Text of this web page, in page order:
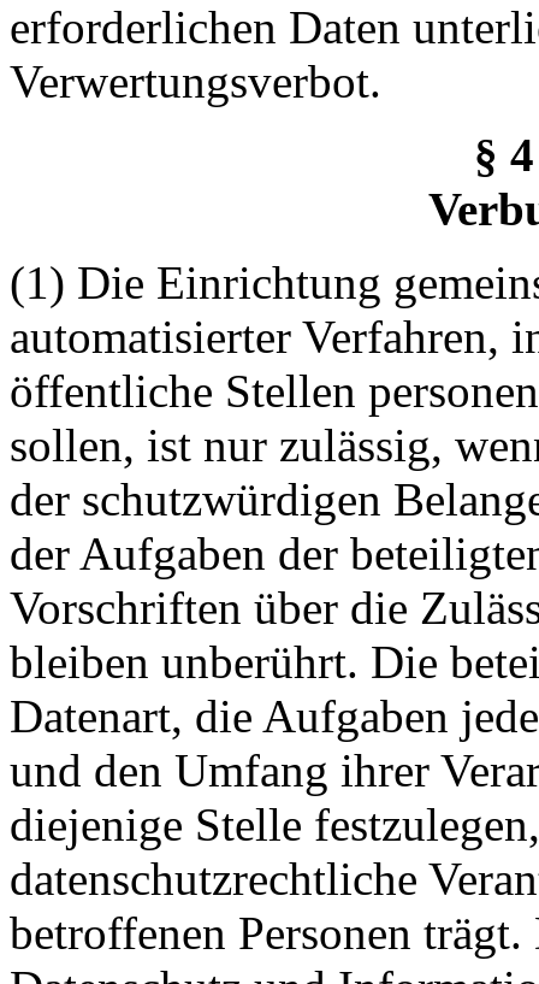
erforderlichen Daten
Verwertungsverbot.
§
(1) Die Einrichtung
automatisierter Verfahren,
öffentliche Stellen
sollen, ist nur zulässig,
der schutzwürdigen
der Aufgaben der
Vorschriften über die
bleiben unberührt. Die
Datenart, die Aufgaben
und den Umfang ihrer
diejenige Stelle
datenschutzrechtliche
betroffenen Personen